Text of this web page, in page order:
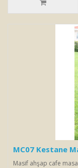
MC07 Kestane
Masif ahşap cafe